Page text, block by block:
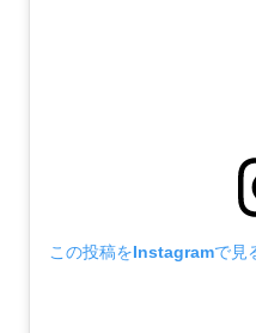
この投稿をInstagramで見